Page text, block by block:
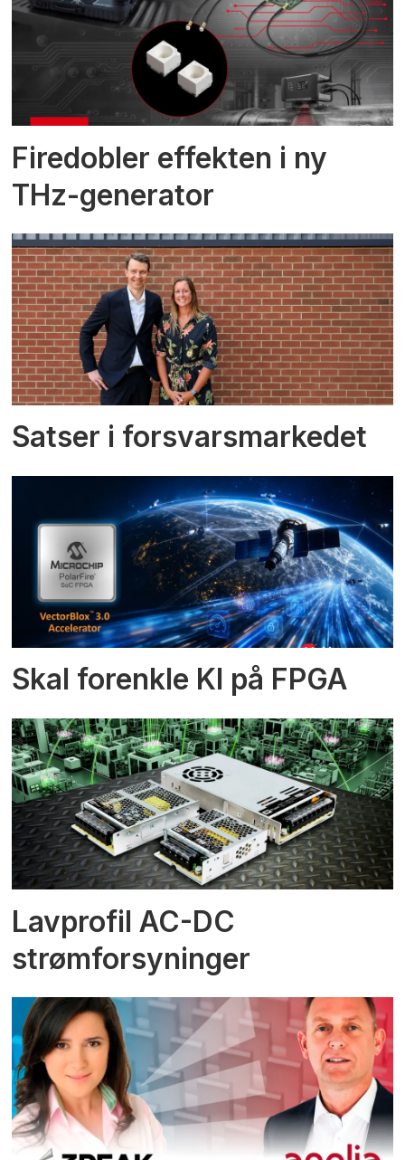
Firedobler effekten i ny
THz-generator
Satser i forsvarsmarkedet
Skal forenkle KI på FPGA
Lavprofil AC-DC
strømforsyninger